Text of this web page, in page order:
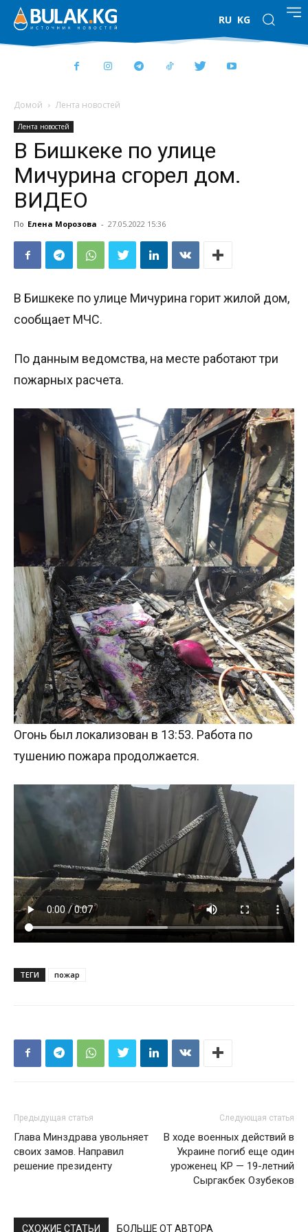
RU KG
Домой Лента новостей
Лента новостей
В Бишкеке по улице
Мичурина сгорел дом.
ВИДЕО
По Елена Морозова - 27.05.2022 15:36
В Бишкеке по улице Мичурина горит жилой дом,
сообщает МЧС.
По данным ведомства, на месте работают три
пожарных расчета.
Огонь был локализован в 13:53. Работа по
тушению пожара продолжается.
ТЕГИ пожар
Предыдущая статья
Глава Минздрава увольняет
своих замов. Направил
решение президенту
Следующая статья
В ходе военных действий в
Украине погиб еще один
уроженец КР — 19-летний
Сыргакбек Озубеков
СХОЖИЕ СТАТЬИ БОЛЬШЕ ОТ АВТОРА